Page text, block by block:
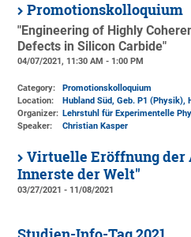
Promotionskolloquium
"Engineering of Highly
Defects in Silicon Carbide"
04/07/2021, 11:30 AM - 1:00 PM
Category:
Promotionskolloquium
Location:
Hubland Süd, Geb. P1 (Physik),
Organizer: Lehrstuhl für Experimentelle
Speaker:
Christian Kasper
Virtuelle Eröffnung der
Innerste der Welt"
03/27/2021 - 11/08/2021